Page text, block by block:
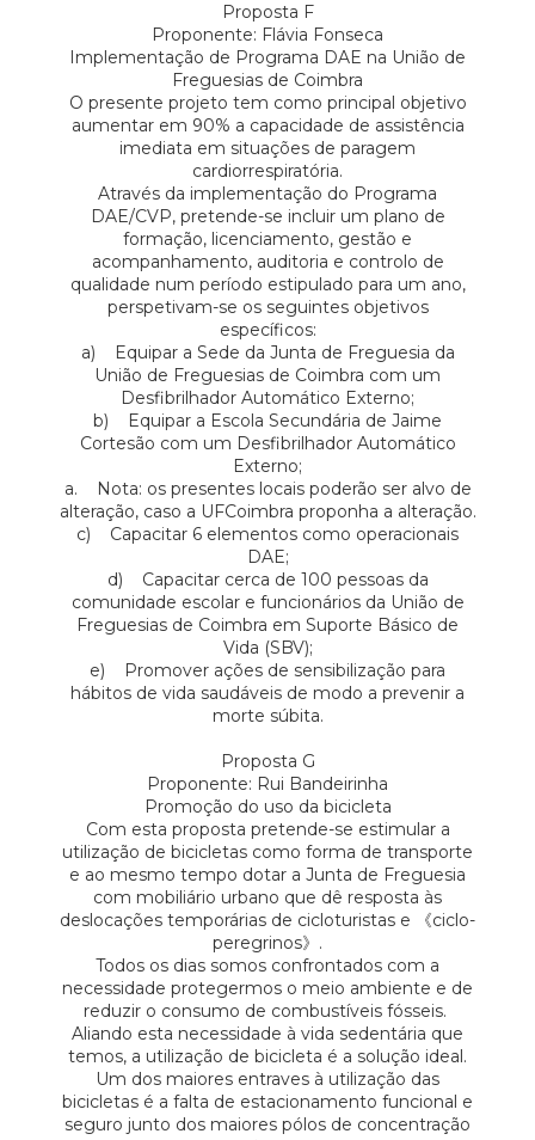
Proposta F
Proponente: Flávia Fonseca
Implementação de Programa DAE na União de
Freguesias de Coimbra
O presente projeto tem como principal objetivo
aumentar em 90% a capacidade de assistência
imediata em situações de paragem
cardiorrespiratória.
Através da implementação do Programa
DAE/CVP, pretende-se incluir um plano de
formação, licenciamento, gestão e
acompanhamento, auditoria e controlo de
qualidade num período estipulado para um ano,
perspetivam-se os seguintes objetivos
específicos:
a) Equipar a Sede da Junta de Freguesia da
União de Freguesias de Coimbra com um
Desfibrilhador Automático Externo;
b) Equipar a Escola Secundária de Jaime
Cortesão com um Desfibrilhador Automático
Externo;
a. Nota: os presentes locais poderão ser alvo de
alteração, caso a UFCoimbra proponha a alteração.
c) Capacitar 6 elementos como operacionais
DAE;
d) Capacitar cerca de 100 pessoas da
comunidade escolar e funcionários da União de
Freguesias de Coimbra em Suporte Básico de
Vida (SBV);
e) Promover ações de sensibilização para
hábitos de vida saudáveis de modo a prevenir a
morte súbita.
Proposta G
Proponente: Rui Bandeirinha
Promoção do uso da bicicleta
Com esta proposta pretende-se estimular a
utilização de bicicletas como forma de transporte
e ao mesmo tempo dotar a Junta de Freguesia
com mobiliário urbano que dê resposta às
deslocações temporárias de cicloturistas e 《ciclo-
peregrinos》.
Todos os dias somos confrontados com a
necessidade protegermos o meio ambiente e de
reduzir o consumo de combustíveis fósseis.
Aliando esta necessidade à vida sedentária que
temos, a utilização de bicicleta é a solução ideal.
Um dos maiores entraves à utilização das
bicicletas é a falta de estacionamento funcional e
seguro junto dos maiores pólos de concentração